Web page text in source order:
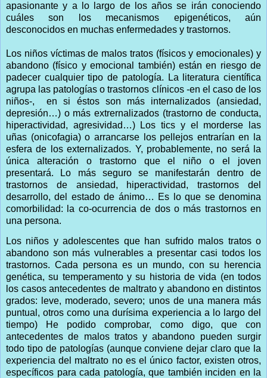
apasionante y a lo largo de los años se irán conociendo
cuáles son los mecanismos epigenéticos, aún
desconocidos en muchas enfermedades y trastornos.
Los niños víctimas de malos tratos (físicos y emocionales) y
abandono (físico y emocional también) están en riesgo de
padecer cualquier tipo de patología. La literatura científica
agrupa las patologías o trastornos clínicos -en el caso de los
niños-, en si éstos son más internalizados (ansiedad,
depresión…) o más extrernalizados (trastorno de conducta,
hiperactividad, agresividad…) Los tics y el morderse las
uñas (onicofagia) o arrancarse los pellejos entrarían en la
esfera de los externalizados. Y, probablemente, no será la
única alteración o trastorno que el niño o el joven
presentará. Lo más seguro se manifestarán dentro de
trastornos de ansiedad, hiperactividad, trastornos del
desarrollo, del estado de ánimo… Es lo que se denomina
comorbilidad: la co-ocurrencia de dos o más trastornos en
una persona.
Los niños y adolescentes que han sufrido malos tratos o
abandono son más vulnerables a presentar casi todos los
trastornos. Cada persona es un mundo, con su herencia
genética, su temperamento y su historia de vida (en todos
los casos antecedentes de maltrato y abandono en distintos
grados: leve, moderado, severo; unos de una manera más
puntual, otros como una durísima experiencia a lo largo del
tiempo) He podido comprobar, como digo, que con
antecedentes de malos tratos y abandono pueden surgir
todo tipo de patologías (aunque conviene dejar claro que la
experiencia del maltrato no es el único factor, existen otros,
específicos para cada patología, que también inciden en la